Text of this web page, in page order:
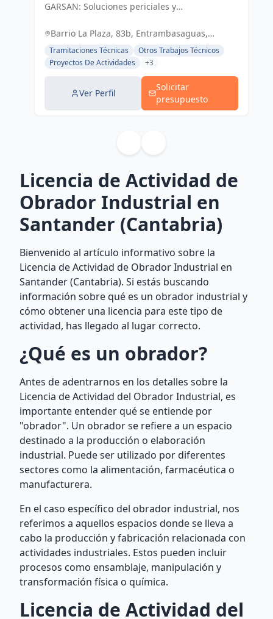
PERICIAL, GESTIÓN DE
PROYECTOS Y OBRAS.
GARSAN: Soluciones periciales y
excelencia y compromiso en
éxito.
Barrio La Plaza, 83b, Entrambasaguas,
Cantabria, España, España
Tramitaciones Técnicas
Otros Trabajos Técnicos
Proyectos De Actividades
+3
Ver Perfil
Solicitar
presupuesto
Licencia de Actividad de
Obrador Industrial en
Santander (Cantabria)
Bienvenido al artículo informativo sobre la
Licencia de Actividad de Obrador Industrial en
Santander (Cantabria). Si estás buscando
información sobre qué es un obrador industrial y
cómo obtener una licencia para este tipo de
actividad, has llegado al lugar correcto.
¿Qué es un obrador?
Antes de adentrarnos en los detalles sobre la
Licencia de Actividad del Obrador Industrial, es
importante entender qué se entiende por
"obrador". Un obrador se refiere a un espacio
destinado a la producción o elaboración
industrial. Puede ser utilizado por diferentes
sectores como la alimentación, farmacéutica o
manufacturera.
En el caso específico del obrador industrial, nos
referimos a aquellos espacios donde se lleva a
cabo la producción y fabricación relacionada con
actividades industriales. Estos pueden incluir
procesos como ensamblaje, manipulación y
transformación física o química.
Licencia de Actividad del